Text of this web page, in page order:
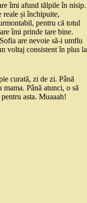
îmi afund tălpile în nisip.
reale și închipuite,
pentru că totul
îmi prinde tare bine.
are nevoie să-i umflu
voltaj consistent în plus la
curată, zi de zi. Până
Până atunci, o să
asta. Muaaah!